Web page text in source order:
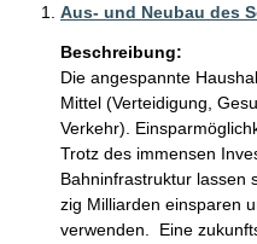
Aus- und Neubau des
Beschreibung:
Die angespannte
Mittel (Verteidigung,
Verkehr).
Trotz des immensen
Bahninfrastruktur lassen
zig Milliarden einsparen
verwenden.  Eine